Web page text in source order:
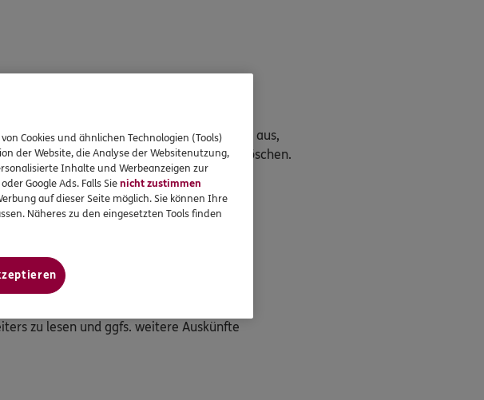
Zeitpunkt der Löschung. Dafür reicht es aus,
mit dem Auftrag senden, die Daten zu löschen.
zu lesen und ggfs. weitere Auskünfte
Cookies und ähnlichen Technologien (Tools)
der Website, die Analyse der Websitenutzung,
Inhalte und Werbeanzeigen zur
Google Ads. Falls Sienicht zustimmen
auf dieser Seite möglich. Sie können Ihre
Näheres zu den eingesetzten Tools finden